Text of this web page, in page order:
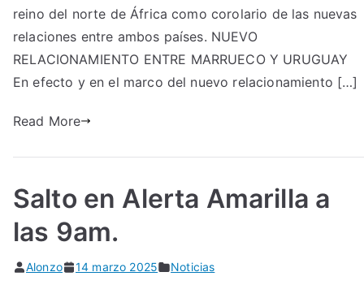
reino del norte de África como corolario de las nuevas
relaciones entre ambos países. NUEVO
RELACIONAMIENTO ENTRE MARRUECO Y URUGUAY
En efecto y en el marco del nuevo relacionamiento […]
Read More
Salto en Alerta Amarilla a
las 9am.
Alonzo 14 marzo 2025 Noticias